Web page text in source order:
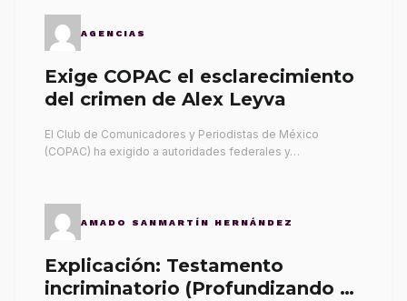
AGENCIAS
Exige COPAC el esclarecimiento
del crimen de Alex Leyva
El Club de Comunicadores y Periodistas de México
(COPAC) ha exigido a autoridades federales y…
AMADO SANMARTÍN HERNÁNDEZ
Explicación: Testamento
incriminatorio (Profundizando su